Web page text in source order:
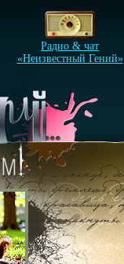
Радио & чат
«Неизвестный Гений»